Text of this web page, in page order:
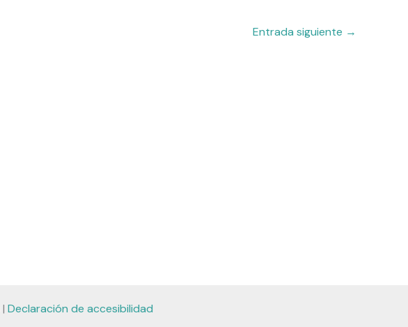
Entrada siguiente →
| Declaración de accesibilidad